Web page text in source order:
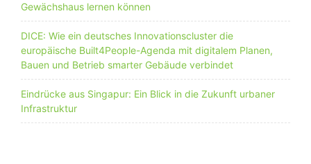
Gewächshaus lernen können
DICE: Wie ein deutsches Innovationscluster die
europäische Built4People-Agenda mit digitalem Planen,
Bauen und Betrieb smarter Gebäude verbindet
Eindrücke aus Singapur: Ein Blick in die Zukunft urbaner
Infrastruktur